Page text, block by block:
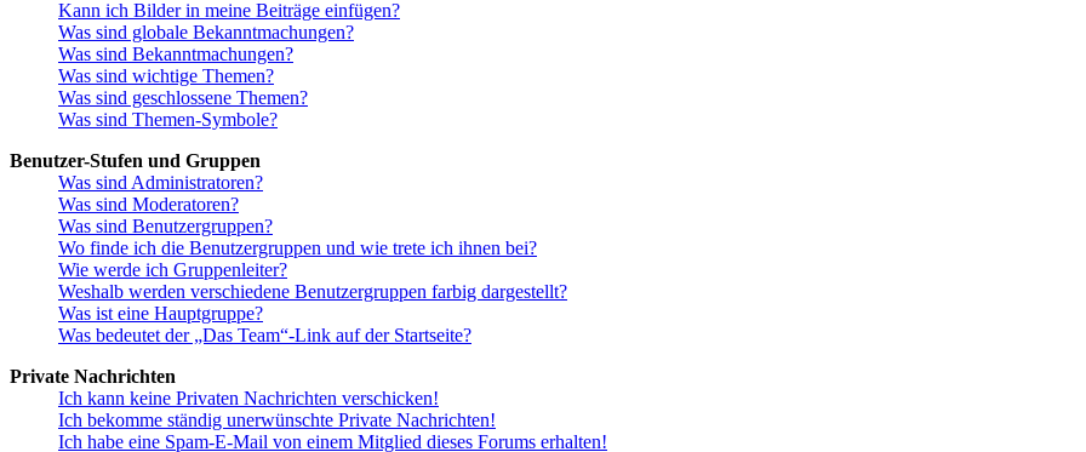
Kann ich Bilder in meine Beiträge einfügen?
Was sind globale Bekanntmachungen?
Was sind Bekanntmachungen?
Was sind wichtige Themen?
Was sind geschlossene Themen?
Was sind Themen-Symbole?
Benutzer-Stufen und Gruppen
Was sind Administratoren?
Was sind Moderatoren?
Was sind Benutzergruppen?
Wo finde ich die Benutzergruppen und wie trete ich ihnen bei?
Wie werde ich Gruppenleiter?
Weshalb werden verschiedene Benutzergruppen farbig dargestellt?
Was ist eine Hauptgruppe?
Was bedeutet der „Das Team“-Link auf der Startseite?
Private Nachrichten
Ich kann keine Privaten Nachrichten verschicken!
Ich bekomme ständig unerwünschte Private Nachrichten!
Ich habe eine Spam-E-Mail von einem Mitglied dieses Forums erhalten!